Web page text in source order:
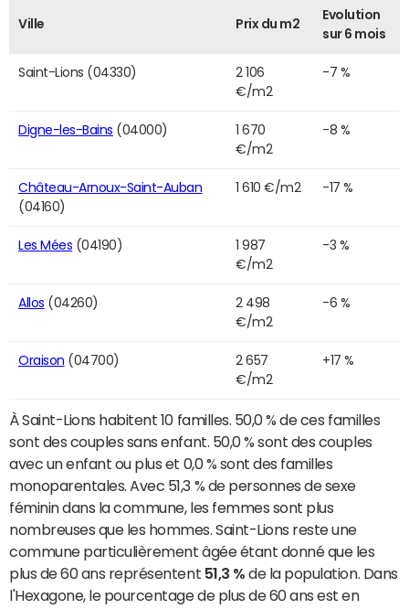
Ville Prix du m2
Evolution
sur 6 mois
Saint-Lions (04330)
2 106
€/m2
-7 %
Digne-les-Bains (04000)
1 670
€/m2
-8 %
Château-Arnoux-Saint-Auban
(04160)
1 610 €/m2 -17 %
Les Mées (04190)
1 987
€/m2
-3 %
Allos (04260)
2 498
€/m2
-6 %
Oraison (04700)
2 657
€/m2
+17 %
À Saint-Lions habitent 10 familles. 50,0 % de ces familles
sont des couples sans enfant. 50,0 % sont des couples
avec un enfant ou plus et 0,0 % sont des familles
monoparentales. Avec 51,3 % de personnes de sexe
féminin dans la commune, les femmes sont plus
nombreuses que les hommes. Saint-Lions reste une
commune particulièrement âgée étant donné que les
plus de 60 ans représentent 51,3 % de la population. Dans
l'Hexagone, le pourcentage de plus de 60 ans est en